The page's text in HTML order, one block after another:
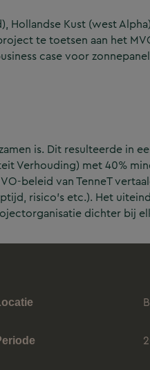
Kust (west
te toetsen aan het
case voor
is. Dit resulteerde in
Verhouding) met 40%
beleid van TenneT
risico’s etc.). Het
dichter bij